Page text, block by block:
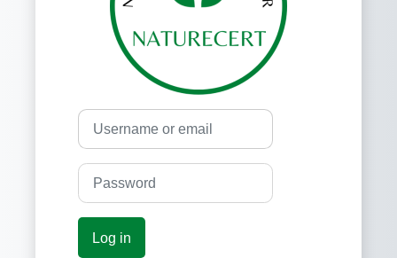
Username or email
Password
Log in